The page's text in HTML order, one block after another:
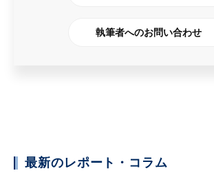
執筆者へのお問い合わせ
最新のレポート・コラム